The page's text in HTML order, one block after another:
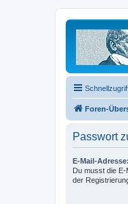
Foren-
Passwort
E-Mail-Adresse:
Du musst die
der